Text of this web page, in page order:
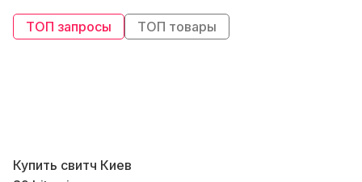
ТОП запросы ТОП товары
Купить свитч Киев